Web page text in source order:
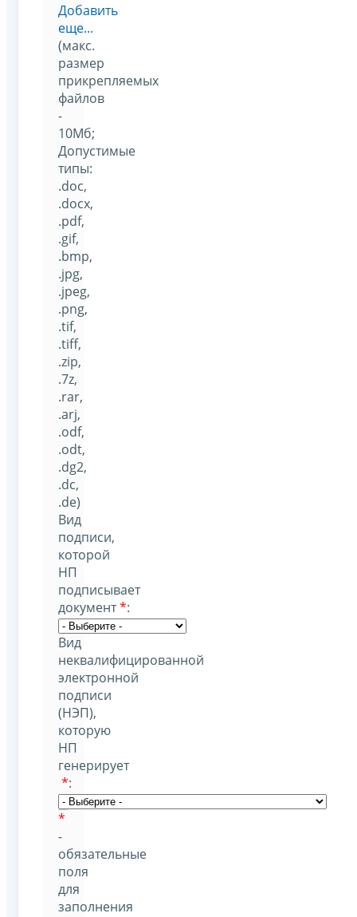
Добавить
еще...
(макс.
размер
прикрепляемых
файлов
-
10Мб;
Допустимые
типы:
.doc,
.docx,
.pdf,
.gif,
.bmp,
.jpg,
.jpeg,
.png,
.tif,
.tiff,
.zip,
.7z,
.rar,
.arj,
.odf,
.odt,
.dg2,
.dc,
.de)
Вид
подписи,
которой
НП
подписывает
документ*:
Вид
неквалифицированной
электронной
подписи
(НЭП),
которую
НП
генерирует
*:
*
-
обязательные
поля
для
заполнения